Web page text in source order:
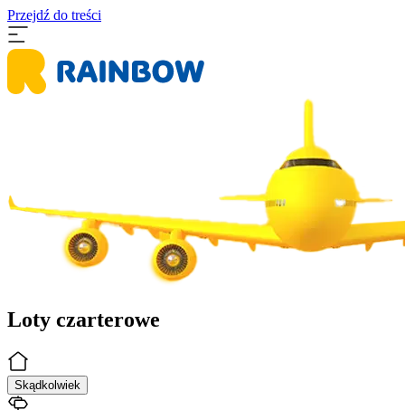
Przejdź do treści
Loty czarterowe
Skądkolwiek